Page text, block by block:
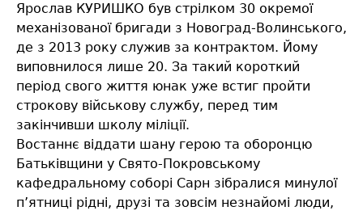
Ярослав КУРИШКО був стрілком 30 окремої
механізованої бригади з Новоград-Волинського,
де з 2013 року служив за контрактом. Йому
виповнилося лише 20. За такий короткий
період свого життя юнак уже встиг пройти
строкову військову службу, перед тим
закінчивши школу міліції.
Востаннє віддати шану герою та оборонцю
Батьківщини у Свято-Покровському
кафедральному соборі Сарн зібралися минулої
п’ятниці рідні, друзі та зовсім незнайомі люди,